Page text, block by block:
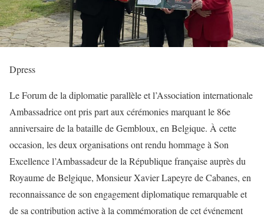
Dpress
Le Forum de la diplomatie parallèle et l’Association internationale
Ambassadrice ont pris part aux cérémonies marquant le 86e
anniversaire de la bataille de Gembloux, en Belgique. À cette
occasion, les deux organisations ont rendu hommage à Son
Excellence l’Ambassadeur de la République française auprès du
Royaume de Belgique, Monsieur Xavier Lapeyre de Cabanes, en
reconnaissance de son engagement diplomatique remarquable et
de sa contribution active à la commémoration de cet événement